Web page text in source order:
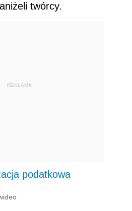
twórcy.
REKLAMA
podatkowa